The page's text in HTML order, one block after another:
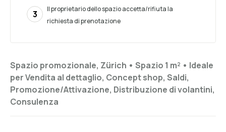
Spazio promozionale, Zürich • Spazio 1 m² • Ideale
perVendita al dettaglio, Concept shop, Saldi,
Promozione/Attivazione, Distribuzione di volantini,
Consulenza
3
Il proprietario dello spazio accetta/rifiuta la
richiesta di prenotazione